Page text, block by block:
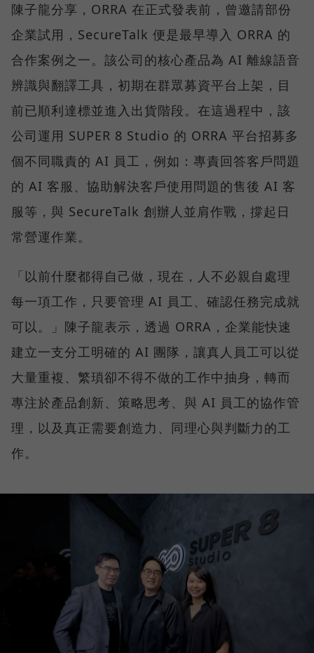
陳子龍分享，ORRA 在正式發表前，曾邀請部份
企業試用，SecureTalk 便是最早導入 ORRA 的
合作案例之一。該公司的核心產品為 AI 離線語音
辨識與翻譯工具，初期在群眾募資平台上架，目
前已順利達標並進入出貨階段。在這過程中，該
公司運用 SUPER 8 Studio 的 ORRA 平台招募多
個不同職責的 AI 員工，例如：專責回答客戶問題
的 AI 客服、協助解決客戶使用問題的售後 AI 客
服等，與 SecureTalk 創辦人並肩作戰，撐起日
常營運作業。
「以前什麼都得自己做，現在，人不必親自處理
每一項工作，只要管理 AI 員工、確認任務完成就
可以。」陳子龍表示，透過 ORRA，企業能快速
建立一支分工明確的 AI 團隊，讓真人員工可以從
大量重複、繁瑣卻不得不做的工作中抽身，轉而
專注於產品創新、策略思考、與 AI 員工的協作管
理，以及真正需要創造力、同理心與判斷力的工
作。